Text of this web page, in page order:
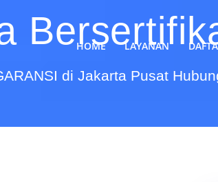
HOME LAYANAN
di Jakarta Pusat